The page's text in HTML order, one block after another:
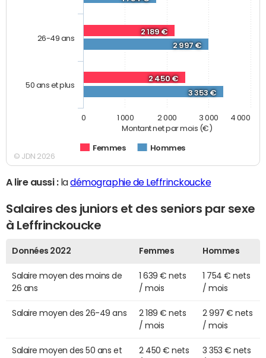
Montant net par mois (€)
2 189 €
2 450 €
2 997 €
3 353 €
Femmes Hommes
26-49 ans
50 ans et plus
0 1 000 2 000 3 000 4 000
© JDN 2026
A lire aussi :ladémographie de Leffrinckoucke
Salaires des juniors et des seniors par sexe
à Leffrinckoucke
Données 2022 Femmes Hommes
Salaire moyen des moins de
26 ans
1 639 € nets
/ mois
1 754 € nets
/ mois
Salaire moyen des 26-49 ans
2 189 € nets
/ mois
2 997 € nets
/ mois
Salaire moyen des 50 ans et
2 450 € nets
3 353 € nets